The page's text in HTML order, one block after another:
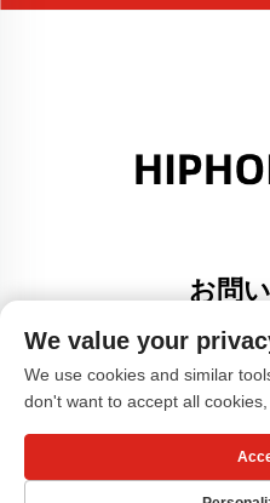
お問
Add: 広東省佛山市大里町金
電話番号：+86-17304049586
メールアドレス： [email
Copyright © 広州小紅書服装
We value your
We use cookies and similar
don't want to accept all